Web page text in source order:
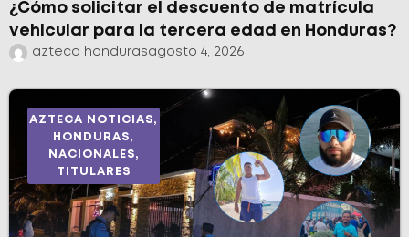
¿Cómo solicitar el descuento de matrícula
vehicular para la tercera edad en Honduras?
azteca hondurasagosto 4, 2026
AZTECA NOTICIAS,
HONDURAS,
NACIONALES,
TITULARES